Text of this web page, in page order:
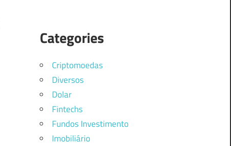
Categories
Criptomoedas
Diversos
Dolar
Fintechs
Fundos Investimento
Imobiliário